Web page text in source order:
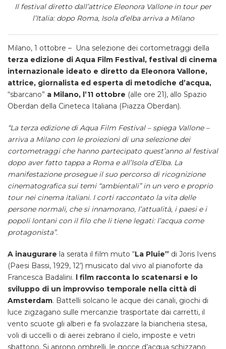
Il festival diretto dall’attrice Eleonora Vallone in tour per
l’Italia: dopo Roma, Isola d’elba arriva a Milano
Milano, 1 ottobre – Una selezione dei cortometraggi della
terza edizione di Aqua Film Festival, festival di cinema
internazionale ideato e diretto da Eleonora Vallone,
attrice, giornalista ed esperta di metodiche d’acqua,
“sbarcano” a Milano, l’11 ottobre (alle ore 21), allo Spazio
Oberdan della Cineteca Italiana (Piazza Oberdan).
“La terza edizione di Aqua Film Festival – spiega Vallone –
arriva a Milano con le proiezioni di una selezione dei
cortometraggi che hanno partecipato quest’anno al festival
dopo aver fatto tappa a Roma e all’Isola d’Elba. La
manifestazione prosegue il suo percorso di ricognizione
cinematografica sui temi “ambientali” in un vero e proprio
tour nei cinema italiani. I corti raccontato la vita delle
persone normali, che si innamorano, l’attualità, i paesi e i
popoli lontani con il filo che li tiene legati: l’acqua come
protagonista”.
A inaugurare la serata il film muto “La Pluie” di Joris Ivens
(Paesi Bassi, 1929, 12’) musicato dal vivo al pianoforte da
Francesca Badalini. l film racconta lo scatenarsi e lo
sviluppo di un improvviso temporale nella città di
Amsterdam. Battelli solcano le acque dei canali, giochi di
luce zigzagano sulle mercanzie trasportate dai carretti, il
vento scuote gli alberi e fa svolazzare la biancheria stesa,
voli di uccelli o di aerei zebrano il cielo, imposte e vetri
sbattono. Si aprono ombrelli, le gocce d’acqua schizzano